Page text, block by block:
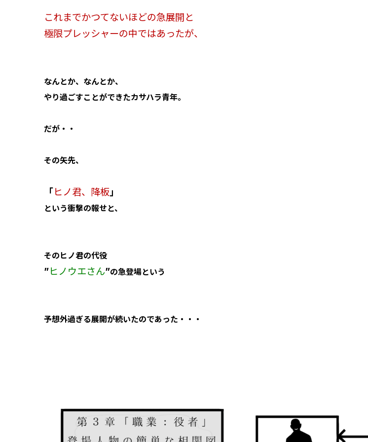
これまでかつてないほどの急展開と
極限プレッシャーの中ではあったが、
なんとか、なんとか、
やり過ごすことができたカサハラ青年。
だが・・
その矢先、
「ヒノ君、降板」
という衝撃の報せと、
そのヒノ君の代役
”ヒノウエさん”の急登場という
予想外過ぎる展開が続いたのであった・・・